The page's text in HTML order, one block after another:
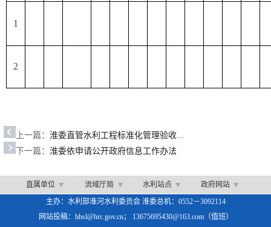
1
2
上一篇： 淮委直管水利工程标准化管理验收...
下一篇： 淮委依申请公开政府信息工作办法
直属单位 流域厅局 水利站点
政府网站
主办：水利部淮河水利委员会 淮委总机：0552－3092114
网站投稿：hhsl@hrc.gov.cn； 13675695430@163.com（值班）